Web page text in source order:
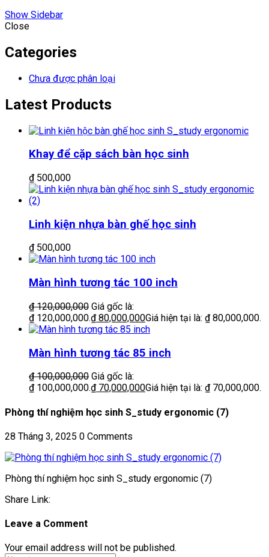
Show Sidebar
Close
Categories
Chưa được phân loại
Latest Products
Khay để cặp sách bàn học sinh
₫500,000
Linh kiện nhựa bàn ghế học sinh
₫500,000
Màn hình tương tác 100 inch
₫120,000,000 Giá gốc là:
₫ 120,000,000.₫80,000,000Giá hiện tại là: ₫ 80,000,000.
Màn hình tương tác 85 inch
₫100,000,000 Giá gốc là:
₫ 100,000,000.₫70,000,000Giá hiện tại là: ₫ 70,000,000.
Phòng thí nghiệm học sinh S_study ergonomic (7)
28 Tháng 3, 2025 0 Comments
Phòng thí nghiệm học sinh S_study ergonomic (7)
Share Link:
Leave a Comment
Your email address will not be published.